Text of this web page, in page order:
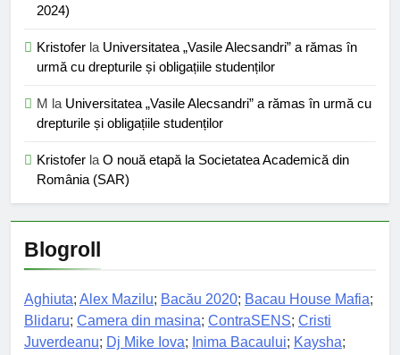
2024)
Kristofer la Universitatea „Vasile Alecsandri” a rămas în
urmă cu drepturile și obligațiile studenților
M la Universitatea „Vasile Alecsandri” a rămas în urmă cu
drepturile și obligațiile studenților
Kristofer laO nouă etapă la Societatea Academică din
România (SAR)
Blogroll
Aghiuta; Alex Mazilu; Bacău 2020; Bacau House Mafia;
Blidaru; Camera din masina; ContraSENS; Cristi
Juverdeanu; Dj Mike Iova; Inima Bacaului; Kaysha;